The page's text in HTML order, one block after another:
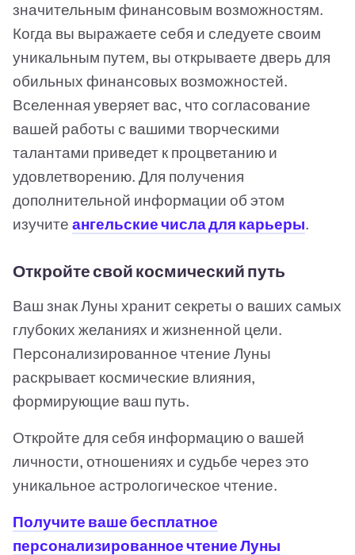
значительным финансовым возможностям.
Когда вы выражаете себя и следуете своим
уникальным путем, вы открываете дверь для
обильных финансовых возможностей.
Вселенная уверяет вас, что согласование
вашей работы с вашими творческими
талантами приведет к процветанию и
удовлетворению. Для получения
дополнительной информации об этом
изучите ангельские числа для карьеры.
Откройте свой космический путь
Ваш знак Луны хранит секреты о ваших самых
глубоких желаниях и жизненной цели.
Персонализированное чтение Луны
раскрывает космические влияния,
формирующие ваш путь.
Откройте для себя информацию о вашей
личности, отношениях и судьбе через это
уникальное астрологическое чтение.
Получите ваше бесплатное
персонализированное чтение Луны